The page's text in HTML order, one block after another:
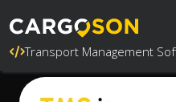
Transport Management